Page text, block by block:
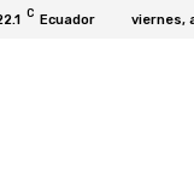
C Ecuador viernes,